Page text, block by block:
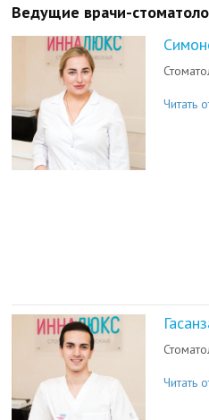
Ведущие врачи-
Читать
Читать